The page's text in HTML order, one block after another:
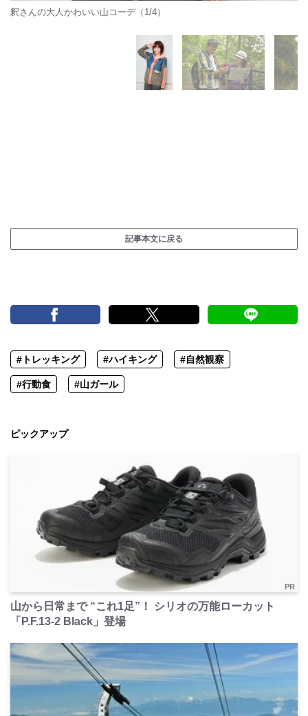
釈さんの大人かわいい山コーデ（1/4）
記事本文に戻る
#トレッキング #ハイキング #自然観察
#行動食 #山ガール
ピックアップ
PR
山から日常まで “これ1足”！ シリオの万能ローカット
「P.F.13-2 Black」登場